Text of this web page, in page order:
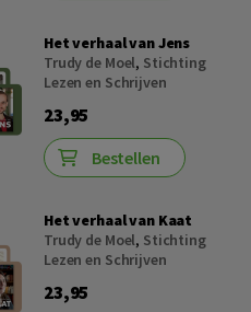
Het verhaal van Jens
Trudy de Moel, Stichting
Lezen en Schrijven
23,95
Bestellen
Het verhaal van Kaat
Trudy de Moel, Stichting
Lezen en Schrijven
23,95